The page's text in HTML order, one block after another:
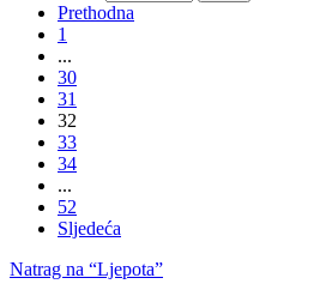
Prethodna
1
...
30
31
32
33
34
...
52
Sljedeća
Natrag na “Ljepota”